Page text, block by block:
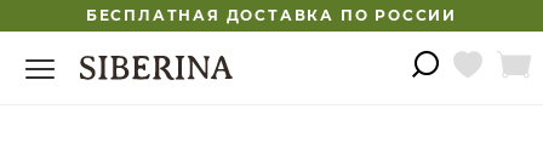
БЕСПЛАТНАЯ ДОСТАВКА ПО РОССИИ